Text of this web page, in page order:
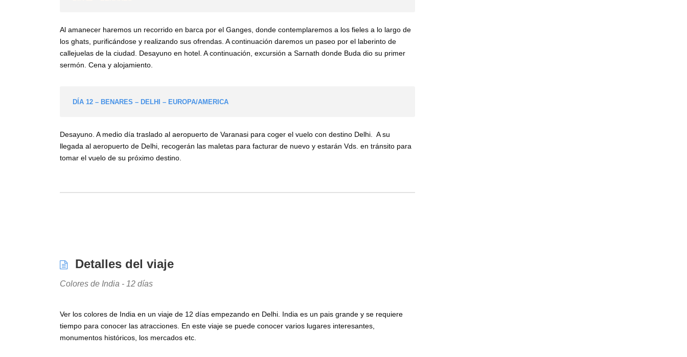
Al amanecer haremos un recorrido en barca por el Ganges, donde contemplaremos a los fieles a lo largo de
los ghats, purificándose y realizando sus ofrendas. A continuación daremos un paseo por el laberinto de
callejuelas de la ciudad. Desayuno en hotel. A continuación, excursión a Sarnath donde Buda dio su primer
sermón. Cena y alojamiento.
DÍA 12 – BENARES – DELHI – EUROPA/AMERICA
Desayuno. A medio día traslado al aeropuerto de Varanasi para coger el vuelo con destino Delhi. A su
llegada al aeropuerto de Delhi, recogerán las maletas para facturar de nuevo y estarán Vds. en tránsito para
tomar el vuelo de su próximo destino.
Detalles del viaje
Colores de India - 12 días
Ver los colores de India en un viaje de 12 días empezando en Delhi. India es un pais grande y se requiere
tiempo para conocer las atracciones. En este viaje se puede conocer varios lugares interesantes,
monumentos históricos, los mercados etc.